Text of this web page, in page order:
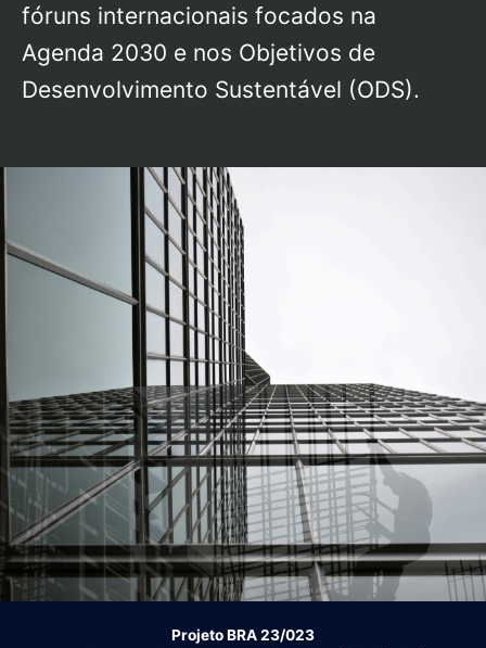
fóruns internacionais focados na
Agenda 2030 e nos Objetivos de
Desenvolvimento Sustentável (ODS).
Projeto BRA 23/023